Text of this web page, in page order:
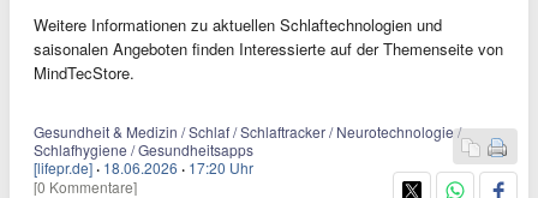
Weitere Informationen zu aktuellen Schlaftechnologien und
saisonalen Angeboten finden Interessierte auf der Themenseite von
MindTecStore.
Gesundheit & Medizin / Schlaf / Schlaftracker / Neurotechnologie /
Schlafhygiene / Gesundheitsapps
[lifepr.de] · 18.06.2026 · 17:20 Uhr
[0 Kommentare]